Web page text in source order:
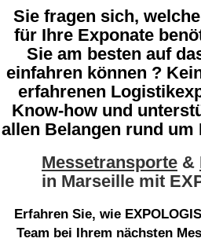
Sie fragen sich,
für Ihre Exponate
Sie am besten auf
einfahren können ?
erfahrenen
Know-how und
allen Belangen rund um
Messetransporte &
in Marseille mit
Erfahren Sie, wie
Team bei Ihrem nächsten